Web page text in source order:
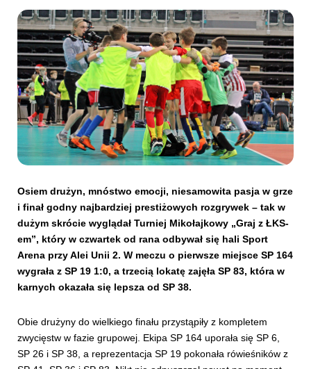
SKLEP KUP BILET
Osiem drużyn, mnóstwo emocji, niesamowita pasja w grze
i finał godny najbardziej prestiżowych rozgrywek – tak w
dużym skrócie wyglądał Turniej Mikołajkowy „Graj z ŁKS-
em”, który w czwartek od rana odbywał się hali Sport
Arena przy Alei Unii 2. W meczu o pierwsze miejsce SP 164
wygrała z SP 19 1:0, a trzecią lokatę zajęła SP 83, która w
karnych okazała się lepsza od SP 38.
Obie drużyny do wielkiego finału przystąpiły z kompletem
zwycięstw w fazie grupowej. Ekipa SP 164 uporała się SP 6,
SP 26 i SP 38, a reprezentacja SP 19 pokonała rówieśników z